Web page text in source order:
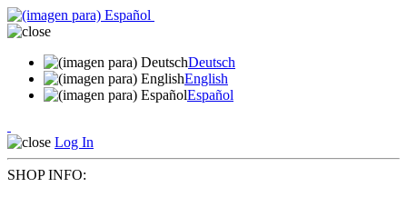
Deutsch
English
Español
Log In
SHOP INFO: